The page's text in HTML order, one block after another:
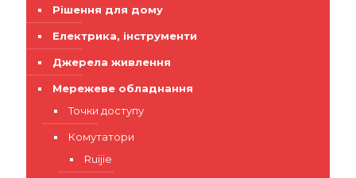
Рішення для дому
Електрика, інструменти
Джерела живлення
Мережеве обладнання
Точки доступу
Комутатори
Ruijie